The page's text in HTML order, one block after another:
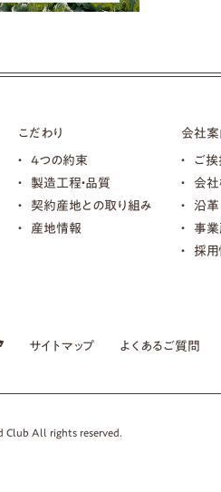
こだわり
4つの約束
製造工程・品質
契約産地との取り組み
産地情報
会社
ご挨
会
沿革
事
採用
サイトマップ よくあるご質問
Club All rights reserved.